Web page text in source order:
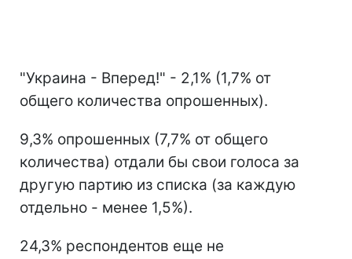
"Украина - Вперед!" - 2,1% (1,7% от
общего количества опрошенных).
9,3% опрошенных (7,7% от общего
количества) отдали бы свои голоса за
другую партию из списка (за каждую
отдельно - менее 1,5%).
24,3% респондентов еще не